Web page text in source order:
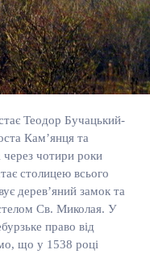
Теодор Бучацький-
Кам’янця та
через чотири роки
столицею всього
дерев’яний замок та
Св. Миколая. У
право від
що у 1538 році